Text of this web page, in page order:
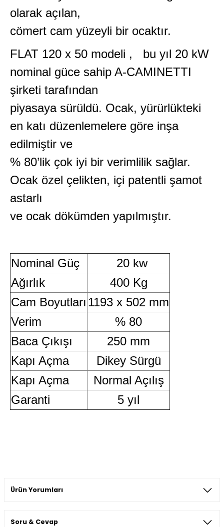
olarak açılan,
cömert cam yüzeyli bir ocaktır.
FLAT 120 x 50 modeli , bu yıl 20 kW
nominal güce sahip A-CAMINETTI
şirketi tarafından
piyasaya sürüldü. Ocak, yürürlükteki
en katı düzenlemelere göre inşa
edilmiştir ve
% 80’lik çok iyi bir verimlilik sağlar.
Ocak özel çelikten, içi patentli şamot
astarlı
ve ocak dökümden yapılmıştır.
Nominal Güç
20 kw
Ağırlık
400 Kg
Cam Boyutları 1193 x 502 mm
Verim
% 80
Baca Çıkışı
250 mm
Kapı Açma
Dikey Sürgü
Kapı Açma
Normal Açılış
Garanti
5 yıl
Ürün Yorumları
Soru & Cevap